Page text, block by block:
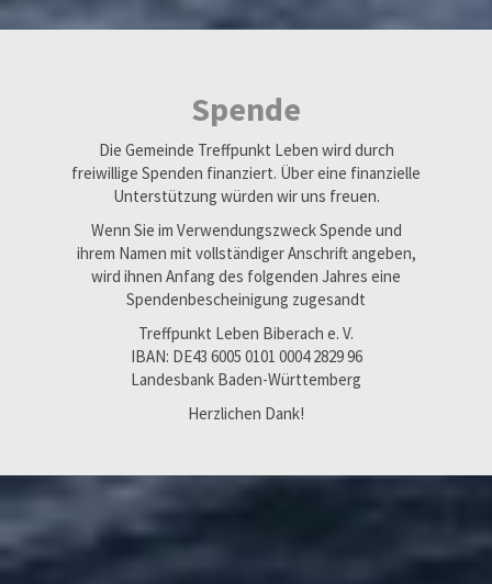
Spende
Die Gemeinde Treffpunkt Leben wird durch
freiwillige Spenden finanziert. Über eine finanzielle
Unterstützung würden wir uns freuen.
Wenn Sie im Verwendungszweck Spende und
ihrem Namen mit vollständiger Anschrift angeben,
wird ihnen Anfang des folgenden Jahres eine
Spendenbescheinigung zugesandt
Treffpunkt Leben Biberach e. V.
IBAN: DE43 6005 0101 0004 2829 96
Landesbank Baden-Württemberg
Herzlichen Dank!